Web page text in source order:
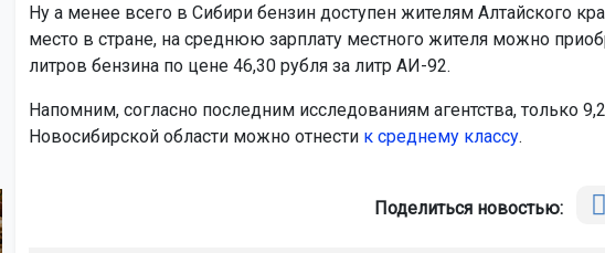
Ну а менее всего в Сибири бензин доступен жителям Алтайского
место в стране, на среднюю зарплату местного жителя можно
литров бензина по цене 46,30 рубля за литр АИ-92.
Напомним, согласно последним исследованиям агентства, только
Новосибирской области можно отнести к среднему классу.
Поделиться новостью: